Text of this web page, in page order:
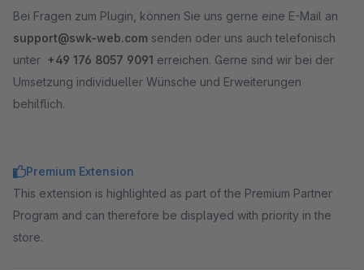
Bei Fragen zum Plugin, können Sie uns gerne eine E-Mail an
support@swk-web.com senden oder uns auch telefonisch
unter +49 176 8057 9091 erreichen. Gerne sind wir bei der
Umsetzung individueller Wünsche und Erweiterungen
behilflich.
Premium Extension
This extension is highlighted as part of the Premium Partner
Program and can therefore be displayed with priority in the
store.